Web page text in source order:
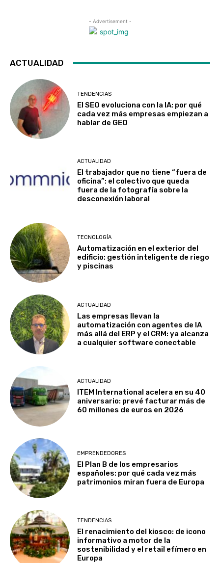
- Advertisement -
ACTUALIDAD
TENDENCIAS
El SEO evoluciona con la IA: por qué
cada vez más empresas empiezan a
hablar de GEO
ACTUALIDAD
El trabajador que no tiene “fuera de
oficina”: el colectivo que queda
fuera de la fotografía sobre la
desconexión laboral
TECNOLOGÍA
Automatización en el exterior del
edificio: gestión inteligente de riego
y piscinas
ACTUALIDAD
Las empresas llevan la
automatización con agentes de IA
más allá del ERP y el CRM: ya alcanza
a cualquier software conectable
ACTUALIDAD
ITEM International acelera en su 40
aniversario: prevé facturar más de
60 millones de euros en 2026
EMPRENDEDORES
El Plan B de los empresarios
españoles: por qué cada vez más
patrimonios miran fuera de Europa
TENDENCIAS
El renacimiento del kiosco: de icono
informativo a motor de la
sostenibilidad y el retail efímero en
Europa